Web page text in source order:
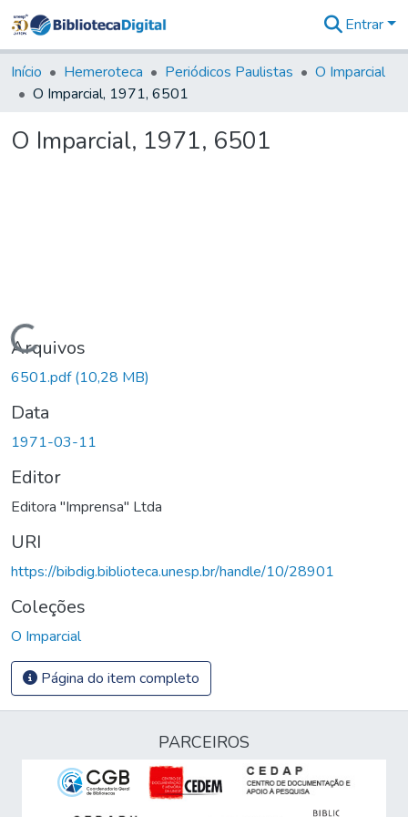
&
Coleções
Tudo na
Digital
Entrar
Início Hemeroteca Periódicos Paulistas
O Imparcial
O Imparcial, 1971, 6501
O Imparcial, 1971, 6501
Carregando...
Arquivos
6501.pdf(10,28 MB)
Data
1971-03-11
Editor
Editora "Imprensa" Ltda
URI
https://bibdig.biblioteca.unesp.br/handle/10/28901
Coleções
O Imparcial
Página do item completo
PARCEIROS